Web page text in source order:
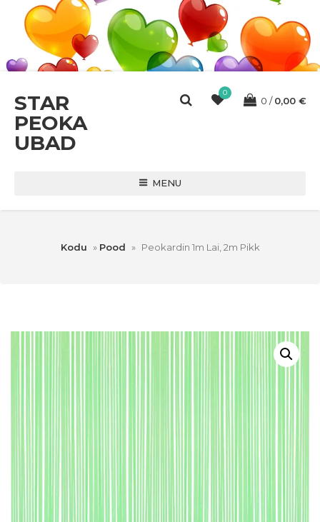
STAR
PEOKA
UBAD
0
0 0,00 €
MENU
Kodu » Pood » Peokardin 1m Lai, 2m Pikk